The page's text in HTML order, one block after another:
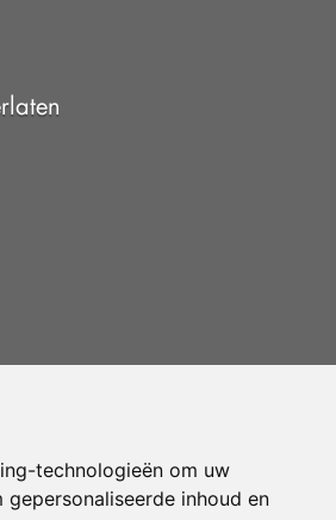
technologieën om uw
inhoud en